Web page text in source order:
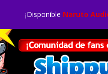
¡Disponible Naruto